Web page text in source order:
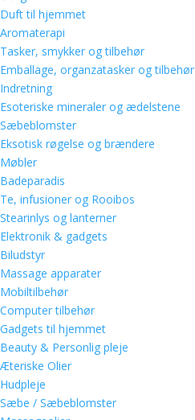
Duft til hjemmet
Aromaterapi
Tasker, smykker og tilbehør
Emballage, organzatasker og tilbehør
Indretning
Esoteriske mineraler og ædelstene
Sæbeblomster
Eksotisk røgelse og brændere
Møbler
Badeparadis
Te, infusioner og Rooibos
Stearinlys og lanterner
Elektronik & gadgets
Biludstyr
Massage apparater
Mobiltilbehør
Computer tilbehør
Gadgets til hjemmet
Beauty & Personlig pleje
Æteriske Olier
Hudpleje
Sæbe / Sæbeblomster